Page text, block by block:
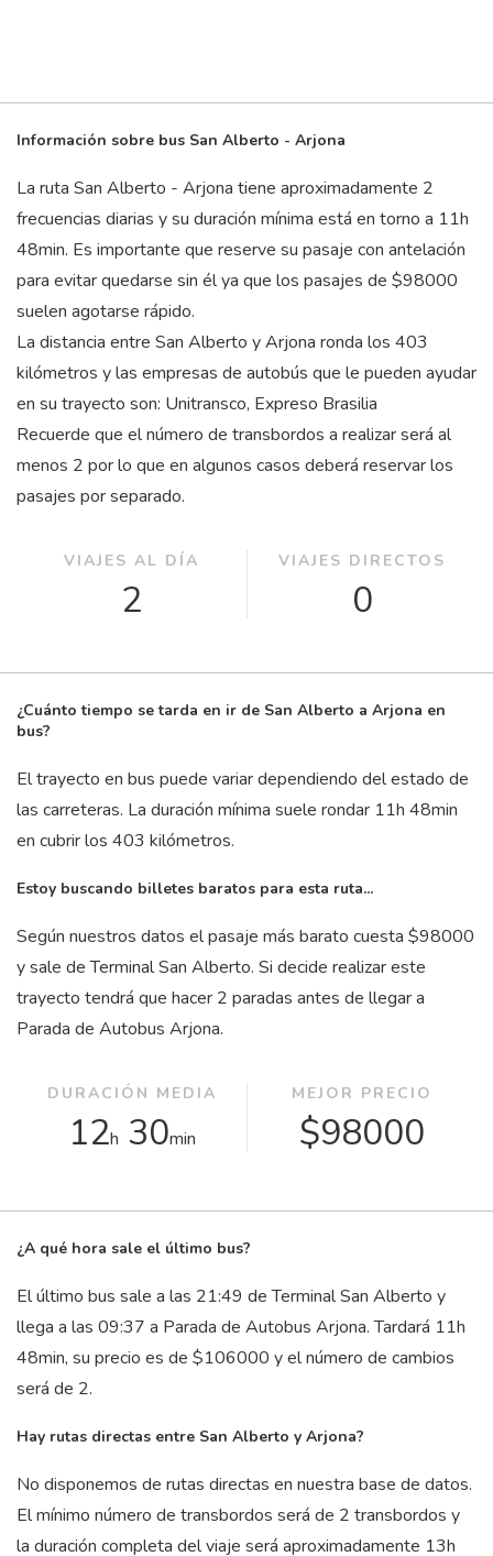
Información sobre bus San Alberto - Arjona
La ruta San Alberto - Arjona tiene aproximadamente 2
frecuencias diarias y su duración mínima está en torno a 11h
48min. Es importante que reserve su pasaje con antelación
para evitar quedarse sin él ya que los pasajes de $98000
suelen agotarse rápido.
La distancia entre San Alberto y Arjona ronda los 403
kilómetros y las empresas de autobús que le pueden ayudar
en su trayecto son: Unitransco, Expreso Brasilia
Recuerde que el número de transbordos a realizar será al
menos 2 por lo que en algunos casos deberá reservar los
pasajes por separado.
VIAJES AL DÍA
2
VIAJES DIRECTOS
0
¿Cuánto tiempo se tarda en ir de San Alberto a Arjona en
bus?
El trayecto en bus puede variar dependiendo del estado de
las carreteras. La duración mínima suele rondar 11h 48min
en cubrir los 403 kilómetros.
Estoy buscando billetes baratos para esta ruta...
Según nuestros datos el pasaje más barato cuesta $98000
y sale de Terminal San Alberto. Si decide realizar este
trayecto tendrá que hacer 2 paradas antes de llegar a
Parada de Autobus Arjona.
DURACIÓN MEDIA
12h 30min
MEJOR PRECIO
$98000
¿A qué hora sale el último bus?
El último bus sale a las 21:49 de Terminal San Alberto y
llega a las 09:37 a Parada de Autobus Arjona. Tardará 11h
48min, su precio es de $106000 y el número de cambios
será de 2.
Hay rutas directas entre San Alberto y Arjona?
No disponemos de rutas directas en nuestra base de datos.
El mínimo número de transbordos será de 2 transbordos y
la duración completa del viaje será aproximadamente 13h